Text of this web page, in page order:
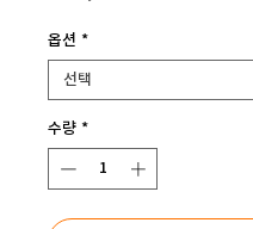
옵션 *
수량 *